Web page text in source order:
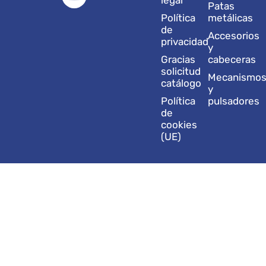
Política
de
privacidad
Gracias
solicitud
catálogo
Política
de
cookies
(UE)
Patas
metálicas
Accesorios
y
cabeceras
y
pulsadores